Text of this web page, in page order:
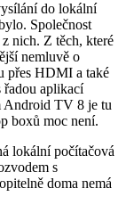
do lokální
Společnost
nich. Z těch, které
nemluvě o
přes HDMI a také
aplikací
Android TV 8 je tu
boxů moc není.
lokální počítačová
s
doma nemá